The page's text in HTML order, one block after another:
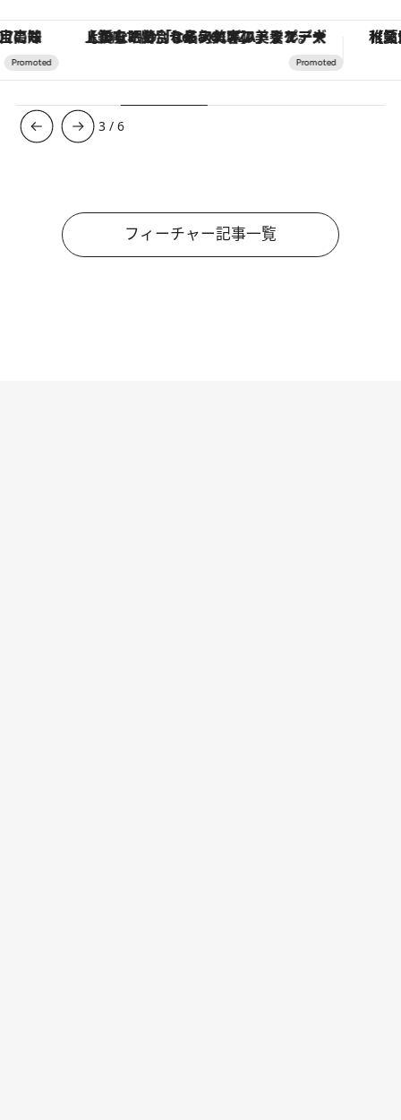
【銀座で出合う最旬美容】美髪ケアや上質な眠り…セルフケアのアップデートから、特別な名入れギフトまで。大人のための「ReFa GINZA」クルーズ 【夏限定ディナーコース】旬を
3 /6
フィーチャー記事一覧